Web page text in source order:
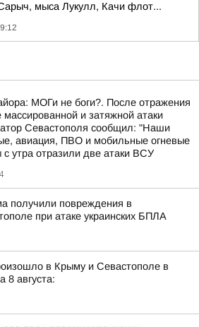
мыса Лукулл, Качи флот...
МОГи не боги?. После отражения
массированной и затяжной атаки
Севастополя сообщил: "Наши
авиация, ПВО и мобильные огневые
с утра отразили две атаки ВСУ
получили повреждения в
при атаке украинских БПЛА
в Крыму и Севастополе в
8 августа: